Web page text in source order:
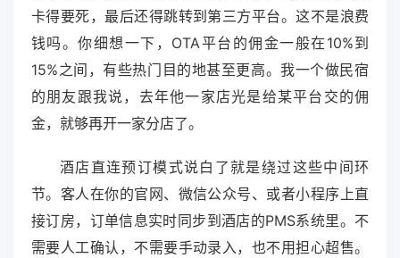
卡得要死，最后还得跳转到第三方平台。这不是浪费
钱吗。你细想一下，OTA平台的佣金一般在10%到
15%之间，有些热门目的地甚至更高。我一个做民宿
的朋友跟我说，去年他一家店光是给某平台交的佣
金，就够再开一家分店了。
酒店直连预订模式说白了就是绕过这些中间环
节。客人在你的官网、微信公众号、或者小程序上直
接订房，订单信息实时同步到酒店的PMS系统里。不
需要人工确认，不需要手动录入，也不用担心超售。